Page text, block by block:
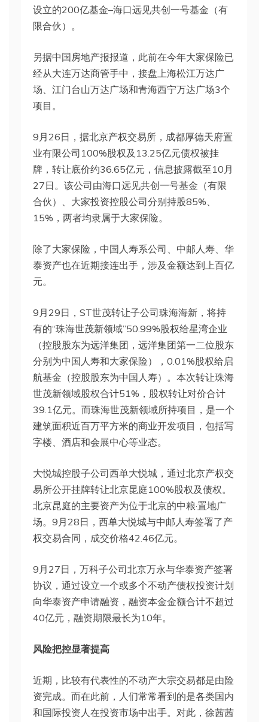
设立的200亿基金–海口远见共创一号基金（有
限合伙）。
另据中国房地产报报道，此前在今年大家保险已
经从大连万达商管手中，接盘上海松江万达广
场、江门台山万达广场和青海西宁万达广场3个
项目。
9月26日，据北京产权交易所，成都厚德天府置
业有限公司100%股权及13.25亿元债权被挂
牌，转让底价约36.65亿元，信息披露截至10月
27日。该公司由海口远见共创一号基金（有限
合伙）、大家投资控股公司分别持股85%、
15%，两者均隶属于大家保险。
除了大家保险，中国人寿系公司、中邮人寿、华
泰资产也在近期接连出手，涉及金额达到上百亿
元。
9月29日，ST世茂转让子公司珠海海新，将持
有的“珠海世茂新领域”50.99%股权给星湾企业
（控股股东为远洋集团，远洋集团第一二位股东
分别为中国人寿和大家保险），0.01%股权给启
航基金（控股股东为中国人寿）。本次转让珠海
世茂新领域股权合计51%，股权转让对价合计
39.1亿元。而珠海世茂新领域所持项目，是一个
建筑面积近百万平方米的商业开发项目，包括写
字楼、酒店和会展中心等业态。
大悦城控股子公司西单大悦城，通过北京产权交
易所公开挂牌转让北京昆庭100%股权及债权。
北京昆庭的主要资产为位于北京的中粮·置地广
场。9月28日，西单大悦城与中邮人寿签署了产
权交易合同，成交价格42.46亿元。
9月27日，万科子公司北京万永与华泰资产签署
协议，通过设立一个或多个不动产债权投资计划
向华泰资产申请融资，融资本金金额合计不超过
40亿元，融资期限最长为10年。
风险把控显著提高
近期，比较有代表性的不动产大宗交易都是由险
资完成。而在此前，人们常常看到的是各类国内
和国际投资人在投资市场中出手。对此，徐茜茜